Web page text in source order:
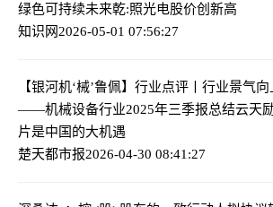
绿色可持续未来乾:照光电股价创新高
知识网2026-05-01 07:56:27
【银河机‘械’鲁佩】行业点评丨行业景气
——机械设备行业2025年三季报总结云天
片是中国的大机遇
楚天都市报2026-04-30 08:41:27